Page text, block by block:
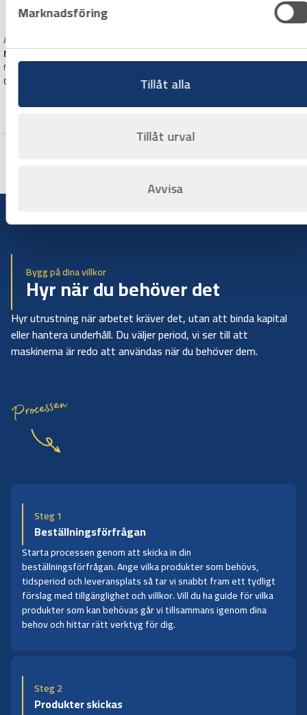
Marknadsföring
Tillåt alla
Tillåt urval
Avvisa
Art.nr 3101528
Meterstock Wiha ledad
for elektriker, 2 m
2,4 m
Offertpris
Bygg på dina villkor
Hyr när du behöver det
Hyr utrustning när arbetet kräver det, utan att binda kapital
eller hantera underhåll. Du väljer period, vi ser till att
maskinerna är redo att användas när du behöver dem.
Processen
Steg 1
Beställningsförfrågan
Starta processen genom att skicka in din
beställningsförfrågan. Ange vilka produkter som behövs,
tidsperiod och leveransplats så tar vi snabbt fram ett tydligt
förslag med tillgänglighet och villkor. Vill du ha guide för vilka
produkter som kan behövas går vi tillsammans igenom dina
behov och hittar rätt verktyg för dig.
Steg 2
Produkter skickas